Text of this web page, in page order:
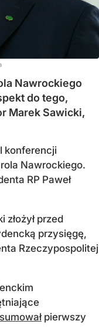
Nawrockiego
do tego,
Marek Sawicki,
konferencji
Nawrockiego.
RP Paweł
przed
przysięgę,
Rzeczypospolitej
pierwszy